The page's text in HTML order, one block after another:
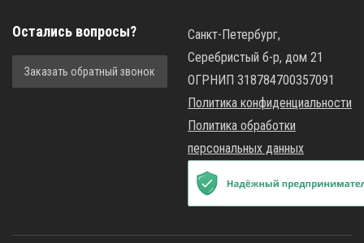
Остались вопросы?
Заказать обратный звонок
Санкт-Петербург,
Серебристый б-р, дом 21
ОГРНИП 318784700357091
Политика конфиденциальности
Политика обработки
персональных данных